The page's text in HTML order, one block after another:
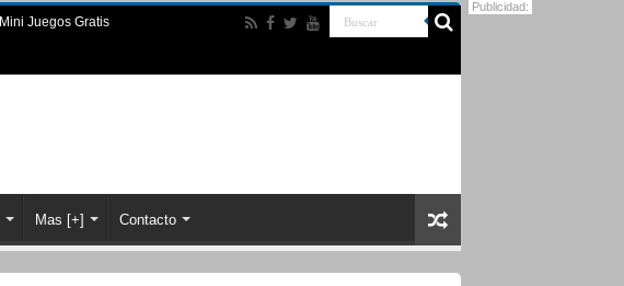
Mini Juegos Gratis
Mas [+] Contacto
Publicidad: